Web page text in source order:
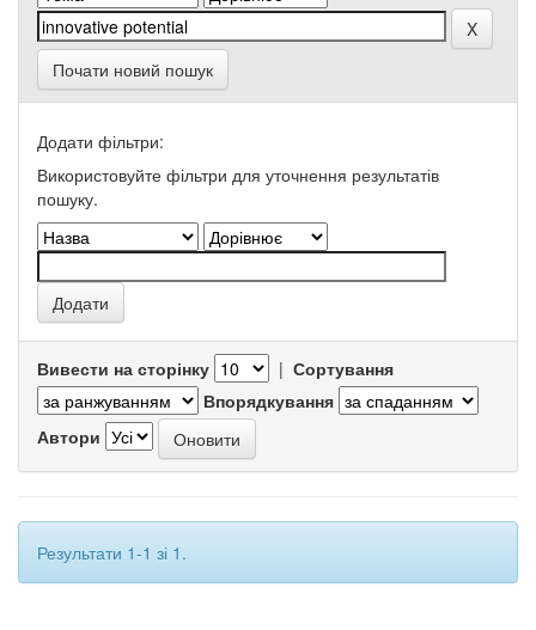
Почати новий пошук
Додати фільтри:
Використовуйте фільтри для уточнення результатів
пошуку.
Вивести на сторінку | Сортування
Впорядкування
Автори
Результати 1-1 зі 1.